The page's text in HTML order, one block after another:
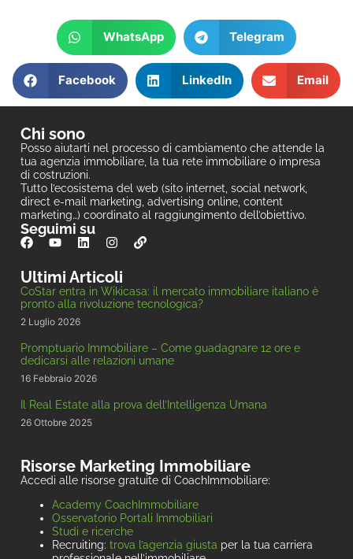
WhatsApp Telegram
Facebook LinkedIn Email
Chi sono
Posso aiutarti nel processo di cambiamento che attende la
tua agenzia immobiliare, la tua rete immobiliare o impresa
di costruzioni.
Tutto l’ecosistema del web (sito internet, social network,
direct e-mail marketing, advertising online, content
marketing…) coordinato al raggiungimento dell’obiettivo.
Seguimi su
Ultimi Articoli
CoStar entra in Wikicasa: il mercato immobiliare italiano è
pronto alla rivoluzione tecnologica?
2 Luglio 2026
Promptuario Immobiliare – Come guadagnare 12 ore e
dedicarsi alle relazioni umane
16 Febbraio 2026
Il Real Estate alla prova dell’Intelligenza Umana
26 Ottobre 2025
Risorse Marketing Immobiliare
Accedi alle risorse gratuite di CoachImmobiliare:
Academy CoachImmobiliare
Osservatorio Portali Immobiliari
Studi e ricerche
Recruiting:trova l’agenzia giusta per la tua carriera